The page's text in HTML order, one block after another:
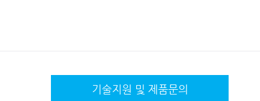
기술지원 및 제품문의